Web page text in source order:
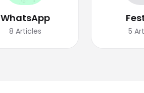
WhatsApp
8 Articles 5